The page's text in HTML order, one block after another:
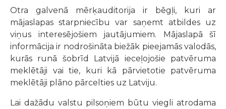
Otra galvenā mērķauditorija ir bēgļi, kuri ar
mājaslapas starpniecību var saņemt atbildes uz
viņus interesējošiem jautājumiem. Mājaslapā šī
informācija ir nodrošināta biežāk pieejamās valodās,
kurās runā šobrīd Latvijā ieceļojošie patvēruma
meklētāji vai tie, kuri kā pārvietotie patvēruma
meklētāji plāno pārcelties uz Latviju.
Lai dažādu valstu pilsoņiem būtu viegli atrodama